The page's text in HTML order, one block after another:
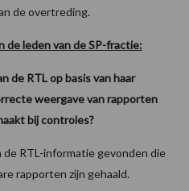
de overtreding.
de leden van de SP-fractie:
de RTL op basis van haar
weergave van rapporten
bij controles?
de RTL-informatie gevonden die
rapporten zijn gehaald.